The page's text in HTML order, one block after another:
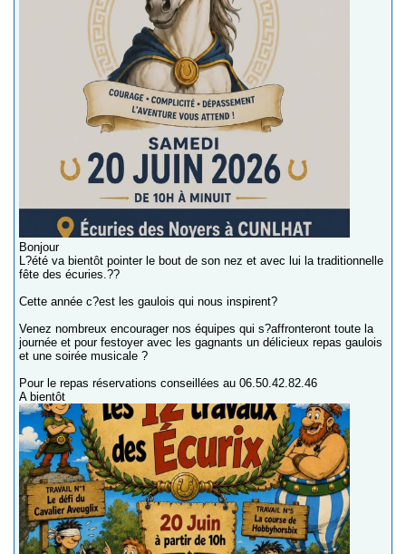
Bonjour
L?été va bientôt pointer le bout de son nez et avec lui la traditionnelle
fête des écuries.??
Cette année c?est les gaulois qui nous inspirent?
Venez nombreux encourager nos équipes qui s?affronteront toute la
journée et pour festoyer avec les gagnants un délicieux repas gaulois
et une soirée musicale ?
Pour le repas réservations conseillées au 06.50.42.82.46
A bientôt